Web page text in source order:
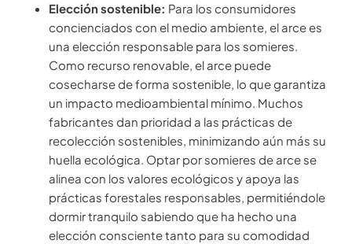
Elección sostenible: Para los consumidores
concienciados con el medio ambiente, el arce es
una elección responsable para los somieres.
Como recurso renovable, el arce puede
cosecharse de forma sostenible, lo que garantiza
un impacto medioambiental mínimo. Muchos
fabricantes dan prioridad a las prácticas de
recolección sostenibles, minimizando aún más su
huella ecológica. Optar por somieres de arce se
alinea con los valores ecológicos y apoya las
prácticas forestales responsables, permitiéndole
dormir tranquilo sabiendo que ha hecho una
elección consciente tanto para su comodidad